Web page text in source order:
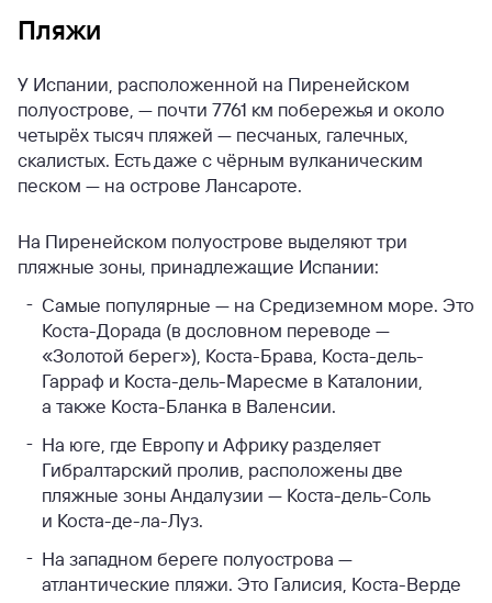
Пляжи
У Испании, расположенной на Пиренейском
полуострове, — почти 7761 км побережья и около
четырёх тысяч пляжей — песчаных, галечных,
скалистых. Есть даже с чёрным вулканическим
песком — на острове Лансароте.
На Пиренейском полуострове выделяют три
пляжные зоны, принадлежащие Испании:
Самые популярные — на Средиземном море. Это
Коста-Дорада (в дословном переводе —
«Золотой берег»), Коста-Брава, Коста-дель-
Гарраф и Коста-дель-Маресме в Каталонии,
а также Коста-Бланка в Валенсии.
На юге, где Европу и Африку разделяет
Гибралтарский пролив, расположены две
пляжные зоны Андалузии — Коста-дель-Соль
и Коста-де-ла-Луз.
На западном береге полуострова —
атлантические пляжи. Это Галисия, Коста-Верде